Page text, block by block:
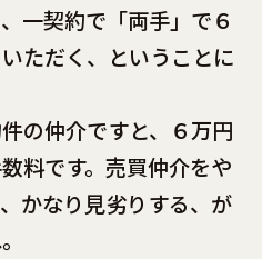
一契約で「両手」で６
ただく、ということに
の仲介ですと、６万円
料です。売買仲介をや
かなり見劣りする、が